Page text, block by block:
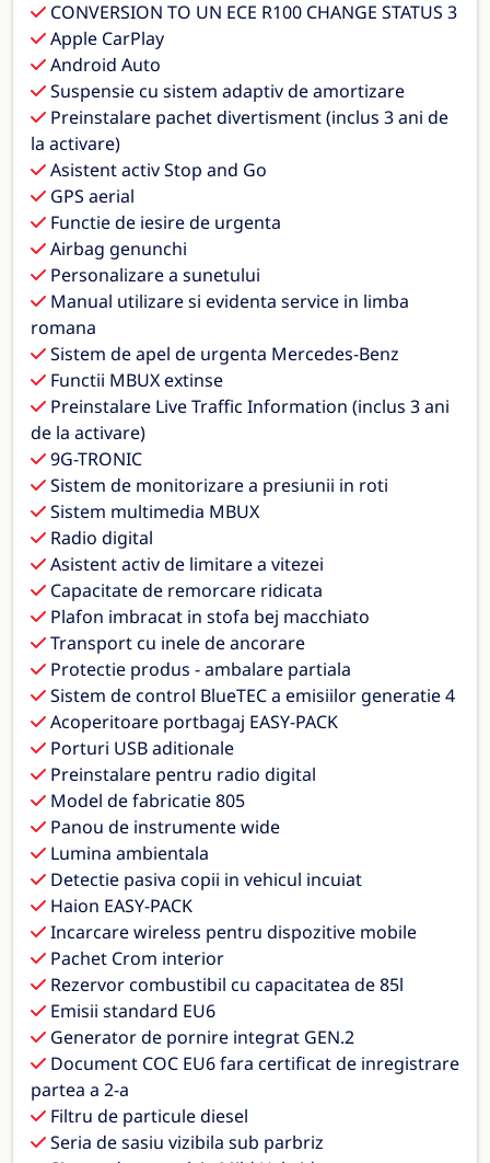
CONVERSION TO UN ECE R100 CHANGE STATUS 3
Apple CarPlay
Android Auto
Suspensie cu sistem adaptiv de amortizare
Preinstalare pachet divertisment (inclus 3 ani de
la activare)
Asistent activ Stop and Go
GPS aerial
Functie de iesire de urgenta
Airbag genunchi
Personalizare a sunetului
Manual utilizare si evidenta service in limba
romana
Sistem de apel de urgenta Mercedes-Benz
Functii MBUX extinse
Preinstalare Live Traffic Information (inclus 3 ani
de la activare)
9G-TRONIC
Sistem de monitorizare a presiunii in roti
Sistem multimedia MBUX
Radio digital
Asistent activ de limitare a vitezei
Capacitate de remorcare ridicata
Plafon imbracat in stofa bej macchiato
Transport cu inele de ancorare
Protectie produs - ambalare partiala
Sistem de control BlueTEC a emisiilor generatie 4
Acoperitoare portbagaj EASY-PACK
Porturi USB aditionale
Preinstalare pentru radio digital
Model de fabricatie 805
Panou de instrumente wide
Lumina ambientala
Detectie pasiva copii in vehicul incuiat
Haion EASY-PACK
Incarcare wireless pentru dispozitive mobile
Pachet Crom interior
Rezervor combustibil cu capacitatea de 85l
Emisii standard EU6
Generator de pornire integrat GEN.2
Document COC EU6 fara certificat de inregistrare
partea a 2-a
Filtru de particule diesel
Seria de sasiu vizibila sub parbriz